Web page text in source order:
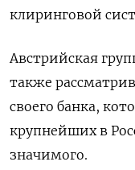
клиринговой
Австрийская
также
своего банка,
крупнейших в
значимого.